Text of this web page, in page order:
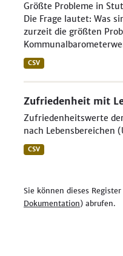
Größte Probleme in
Die Frage lautet: Was
zurzeit die größten
CSV
Zufriedenheit mit
Zufriedenheitswerte
nach Lebensbereichen
CSV
Sie können dieses
Dokumentation) abrufen.